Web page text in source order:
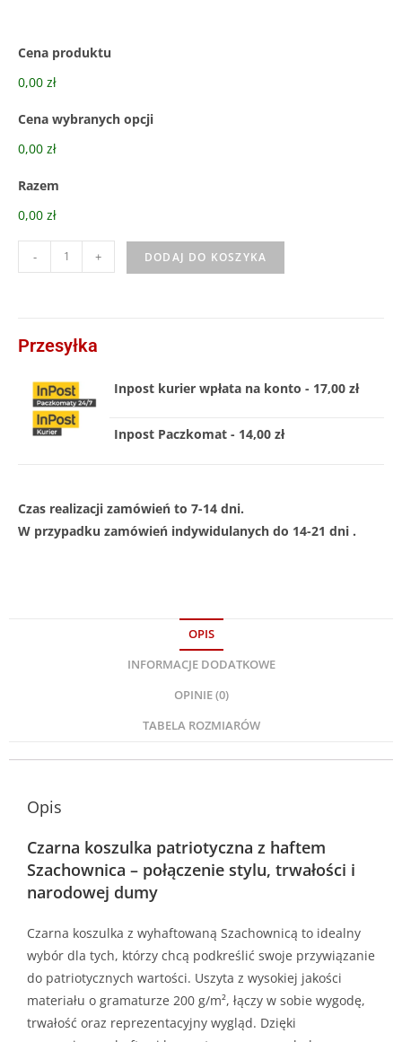
Cena produktu
0,00 zł
Cena wybranych opcji
0,00 zł
Razem
0,00 zł
- + DODAJ DO KOSZYKA
Przesyłka
Inpost kurier wpłata na konto - 17,00 zł
Inpost Paczkomat - 14,00 zł
Czas realizacji zamówień to 7-14 dni.
W przypadku zamówień indywidulanych do 14-21 dni .
OPIS
INFORMACJE DODATKOWE
OPINIE (0)
TABELA ROZMIARÓW
Opis
Czarna koszulka patriotyczna z haftem
Szachownica – połączenie stylu, trwałości i
narodowej dumy
Czarna koszulka z wyhaftowaną Szachownicą to idealny
wybór dla tych, którzy chcą podkreślić swoje przywiązanie
do patriotycznych wartości. Uszyta z wysokiej jakości
materiału o gramaturze 200 g/m², łączy w sobie wygodę,
trwałość oraz reprezentacyjny wygląd. Dzięki